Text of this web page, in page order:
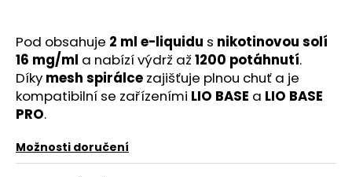
Pod obsahuje 2 ml e-liquidu s nikotinovou solí
16 mg/ml a nabízí výdrž až 1200 potáhnutí.
Díky mesh spirálce zajišťuje plnou chuť a je
kompatibilní se zařízeními LIO BASE a LIO BASE
PRO.
Možnosti doručení
o
p
o
r
u
č
u
j